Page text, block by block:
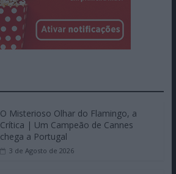
O Misterioso Olhar do Flamingo, a
Crítica | Um Campeão de Cannes
chega a Portugal
3 de Agosto de 2026